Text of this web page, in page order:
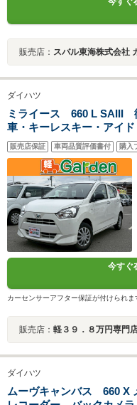
販売店： スバル東海株式会社
ダイハツ
ミライース 660 L SAIII
車・キーレスキー・アイ
ーター
販売店保証 車両品質評価書付 購入
今すぐ
カーセンサーアフター保証が付けられま
販売店： 軽３９．８万円専
ダイハツ
ムーヴキャンバス 660 X